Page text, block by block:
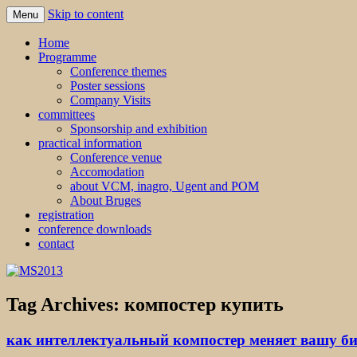
MS2013
Menu Skip to content
Home
Programme
Conference themes
Poster sessions
Company Visits
committees
Sponsorship and exhibition
practical information
Conference venue
Accomodation
about VCM, inagro, Ugent and POM
About Bruges
registration
conference downloads
contact
Tag Archives: компостер купить
как интеллектуальный компостер меняет вашу